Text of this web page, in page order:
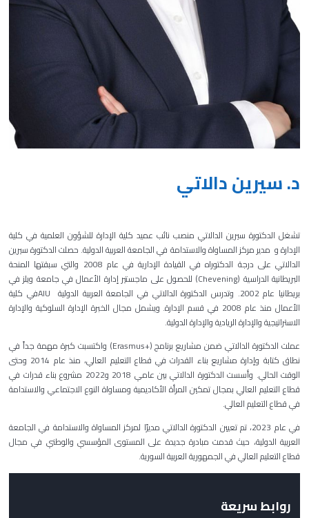
د. سيرين دالاتي
تشغل الدكتورة سيرين الدالاتي منصب نائب عميد كلية الإدارة للشؤون العلمية في كلية
الإدارة و مدير مركز المساواة والاستدامة في الجامعة العربية الدولية. حصلت الدكتورة سيرين
الدالاتي على درجة الدكتوراه في القيادة الإدارية في عام 2008 والتي سبقتها
المنحة
البريطانية الدراسية (Chevening
) للحصول على ماجستير إدارة الأعمال في جامعة ويلز في
بريطانيا عام 2002. وتدرس الدكتورة الدالاتي في الجامعة العربية الدولية
AIUفي كلية
الأعمال منذ عام 2008 في قسم الإدارة. ويشمل مجال الخبرة الإدارة السلوكية والإدارة
الاستراتيجية والإدارة الريادية والإدارة الدولية.
عملت الدكتورة الدالاتي ضمن مشاريع برنامج (Erasmus+) واكتسبت كبرة مهمة جداً في
نطاق كتابة وإدارة مشاريع بناء القدرات في قطاع التعليم العالي، منذ عام 2014 وحتى
الوقت الحالي. وأسست الدكتورة الدالاتي بين عامي 2018 و2022 مشروع بناء قدرات في
قطاع التعليم العالي بمجال تمكين المرأة الأكاديمية ومساواة النوع الاجتماعي والاستدامة
في قطاع التعليم العالي.
في عام 2023، تم تعيين الدكتورة الدالاتي مديرًا لمركز المساواة والاستدامة في الجامعة
العربية الدولية، حيث قدمت مبادرة جديدة على المستوى المؤسسي والوطني في مجال
قطاع التعليم العالي في الجمهورية العربية السورية.
روابط سريعة